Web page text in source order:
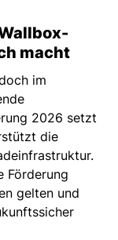
macht
im
2026 setzt
die
Förderung
gelten und